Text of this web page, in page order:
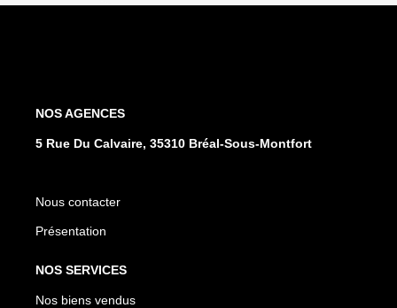
NOS AGENCES
5 Rue Du Calvaire, 35310 Bréal-Sous-Montfort
Nous contacter
Présentation
NOS SERVICES
Nos biens vendus